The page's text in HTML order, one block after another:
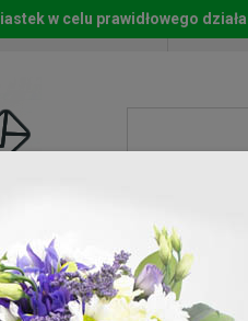
Start
Kwiaty
w celu prawidłowego